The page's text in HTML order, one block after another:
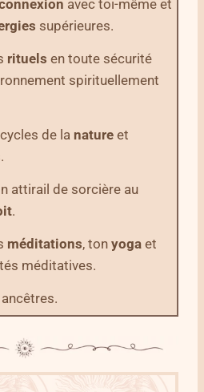
avec toi-même et
supérieures.
rituels en toute sécurité
spirituellement
de la nature et
.
attirail de sorcière au
.
méditations, ton yoga et
méditatives.